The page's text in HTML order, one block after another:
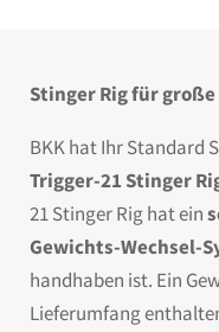
Stinger Rig für
BKK hat Ihr Standard
Trigger-21 Stinger
21 Stinger Rig hat ein
Gewichts-Wechsel-
handhaben ist. Ein
Lieferumfang